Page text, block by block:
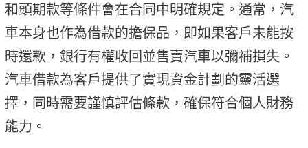
和頭期款等條件會在合同中明確規定。通常，汽
車本身也作為借款的擔保品，即如果客戶未能按
時還款，銀行有權收回並售賣汽車以彌補損失。
汽車借款為客戶提供了實現資金計劃的靈活選
擇，同時需要謹慎評估條款，確保符合個人財務
能力。